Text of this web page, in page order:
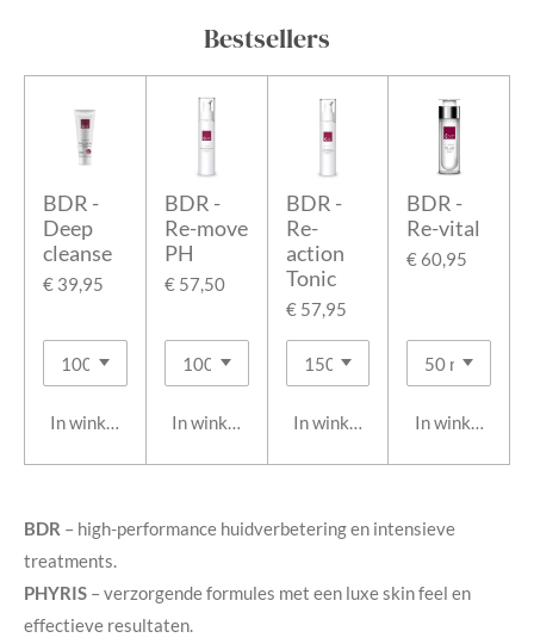
Bestsellers
BDR -
Deep
cleanse
€ 39,95
In winkelwagen
BDR -
Re-move
PH
€ 57,50
In winkelwagen
BDR -
Re-
action
Tonic
€ 57,95
In winkelwagen
BDR -
Re-vital
€ 60,95
In
BDR – high-performance huidverbetering en intensieve
treatments.
PHYRIS – verzorgende formules met een luxe skin feel en
effectieve resultaten.